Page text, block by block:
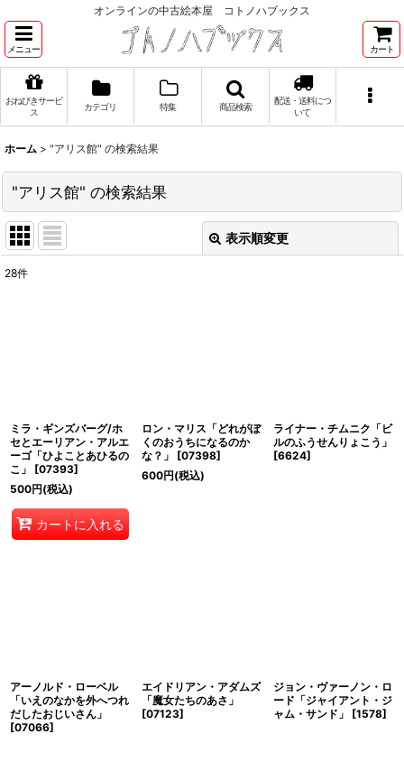
オンラインの中古絵本屋 コトノハブックス
メニュー カート
おねびきサービ
ス
カテゴリ 特集 商品検索
配送・送料につ
いて
ホーム > "アリス館" の検索結果
"アリス館" の検索結果
表示順変更
絞り込む
28件
ミラ・ギンズバーグ/ホ
セとエーリアン・アルエ
ーゴ「ひよことあひるの
こ」
[07393]
500円(税込)
カートに入れる
ロン・マリス「どれがぼ
くのおうちになるのか
な？」
[07398]
600円(税込)
ライナー・チムニク「ビ
ルのふうせんりょこう」
[6624]
アーノルド・ローベル
「いえのなかを外へつれ
だしたおじいさん」
[07066]
エイドリアン・アダムズ
「魔女たちのあさ」
[07123]
ジョン・ヴァーノン・ロ
ード「ジャイアント・ジ
ャム・サンド」
[1578]